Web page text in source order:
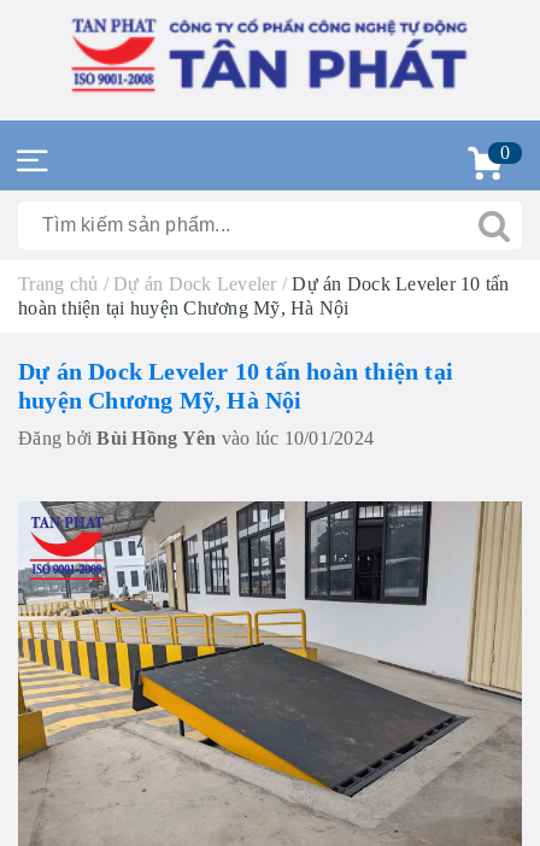
0
Trang chủ / Dự án Dock Leveler /Dự án Dock Leveler 10 tấn
hoàn thiện tại huyện Chương Mỹ, Hà Nội
Dự án Dock Leveler 10 tấn hoàn thiện tại
huyện Chương Mỹ, Hà Nội
Đăng bởiBùi Hồng Yên vào lúc 10/01/2024